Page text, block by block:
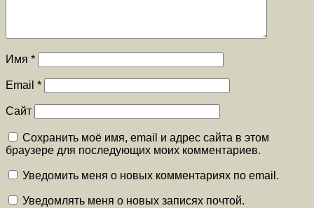
Имя *
Email *
Сайт
Сохранить моё имя, email и адрес сайта в этом
браузере для последующих моих комментариев.
Уведомить меня о новых комментариях по email.
Уведомлять меня о новых записях почтой.